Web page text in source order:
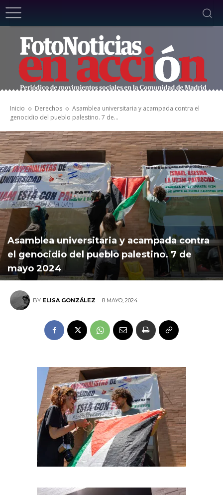
Inicio Derechos
Asamblea universitaria y acampada contra el
genocidio del pueblo palestino. 7 de...
Asamblea universitaria y acampada contra
el genocidio del pueblo palestino. 7 de
mayo 2024
BY ELISA GONZÁLEZ 8 MAYO, 2024